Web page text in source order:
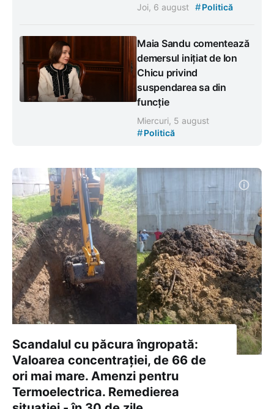
Joi, 6 august #Politică
Maia Sandu comentează
demersul inițiat de Ion
Chicu privind
suspendarea sa din
funcție
Miercuri, 5 august
#Politică
Scandalul cu păcura îngropată:
Valoarea concentrației, de 66 de
ori mai mare. Amenzi pentru
Termoelectrica. Remedierea